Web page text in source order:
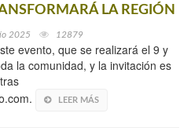
LA REGIÓN
2025 12879
evento, que se realizará el 9 y
la comunidad, y la invitación es
LEER MÁS